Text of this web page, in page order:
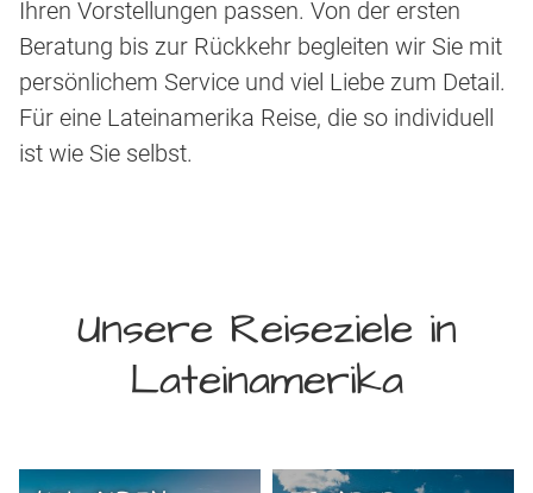
Ihren Vorstellungen passen. Von der ersten
Beratung bis zur Rückkehr begleiten wir Sie mit
persönlichem Service und viel Liebe zum Detail.
Für eine Lateinamerika Reise, die so individuell
ist wie Sie selbst.
Unsere Reiseziele in
Lateinamerika